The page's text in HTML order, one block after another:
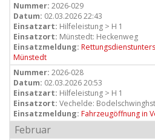
Nummer: 2026-029
Datum: 02.03.2026 22:43
Einsatzart: Hilfeleistung > H 1
Einsatzort: Münstedt: Heckenweg
Einsatzmeldung:
Münstedt
Nummer: 2026-028
Datum: 02.03.2026 20:53
Einsatzart: Hilfeleistung > H 1
Einsatzort: Vechelde:
Einsatzmeldung: Fahrzeugöffnung in
Februar